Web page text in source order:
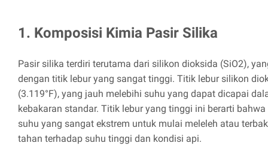
1. Komposisi Kimia Pasir Silika
Pasir silika terdiri terutama dari silikon dioksida (SiO2),
dengan titik lebur yang sangat tinggi. Titik lebur silikon
(3.119°F), yang jauh melebihi suhu yang dapat dicapai
kebakaran standar. Titik lebur yang tinggi ini berarti
suhu yang sangat ekstrem untuk mulai meleleh atau
tahan terhadap suhu tinggi dan kondisi api.